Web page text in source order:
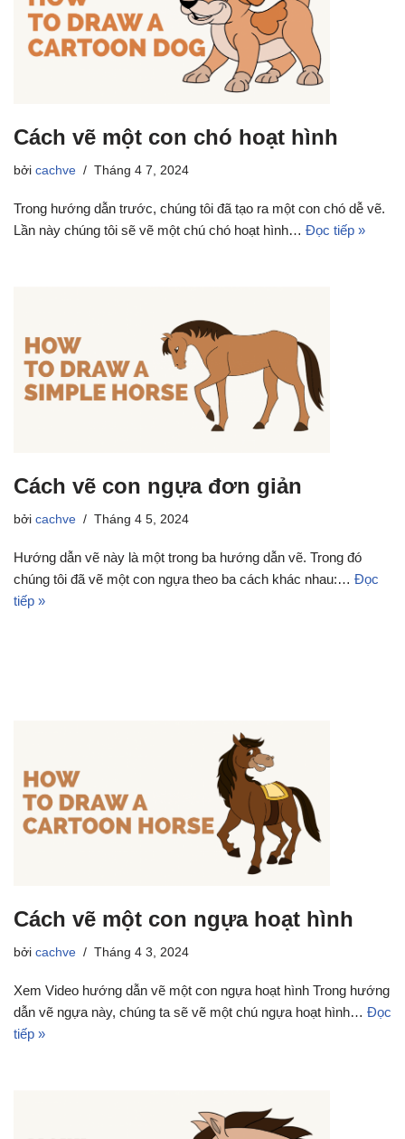
Cách vẽ một con chó hoạt hình
bởi cachve Tháng 4 7, 2024
Trong hướng dẫn trước, chúng tôi đã tạo ra một con chó dễ vẽ.
Lần này chúng tôi sẽ vẽ một chú chó hoạt hình… Đọc tiếp »
Cách vẽ con ngựa đơn giản
bởi cachve Tháng 4 5, 2024
Hướng dẫn vẽ này là một trong ba hướng dẫn vẽ. Trong đó
chúng tôi đã vẽ một con ngựa theo ba cách khác nhau:… Đọc
tiếp »
Cách vẽ một con ngựa hoạt hình
bởi cachve Tháng 4 3, 2024
Xem Video hướng dẫn vẽ một con ngựa hoạt hình Trong hướng
dẫn vẽ ngựa này, chúng ta sẽ vẽ một chú ngựa hoạt hình… Đọc
tiếp »